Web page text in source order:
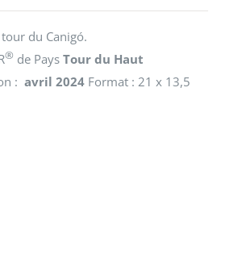
du Canigó.
® de PaysTour du Haut
: avril 2024 Format : 21 x 13,5